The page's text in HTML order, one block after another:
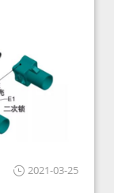
2021-03-25